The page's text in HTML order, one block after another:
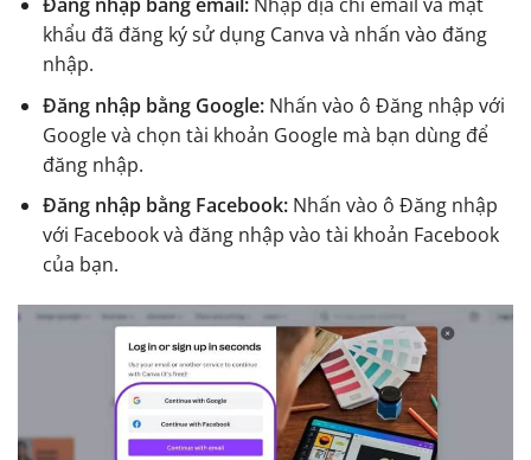
khẩu đã đăng ký sử dụng Canva và nhấn vào đăng
nhập.
Đăng nhập bằng Google:Nhấn vào ô Đăng nhập với
Google và chọn tài khoản Google mà bạn dùng để
đăng nhập.
Đăng nhập bằng Facebook:Nhấn vào ô Đăng nhập
với Facebook và đăng nhập vào tài khoản Facebook
của bạn.